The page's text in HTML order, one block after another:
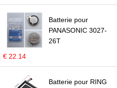
Batterie pour
PANASONIC 3027-
26T
€ 22.14
Batterie pour RING